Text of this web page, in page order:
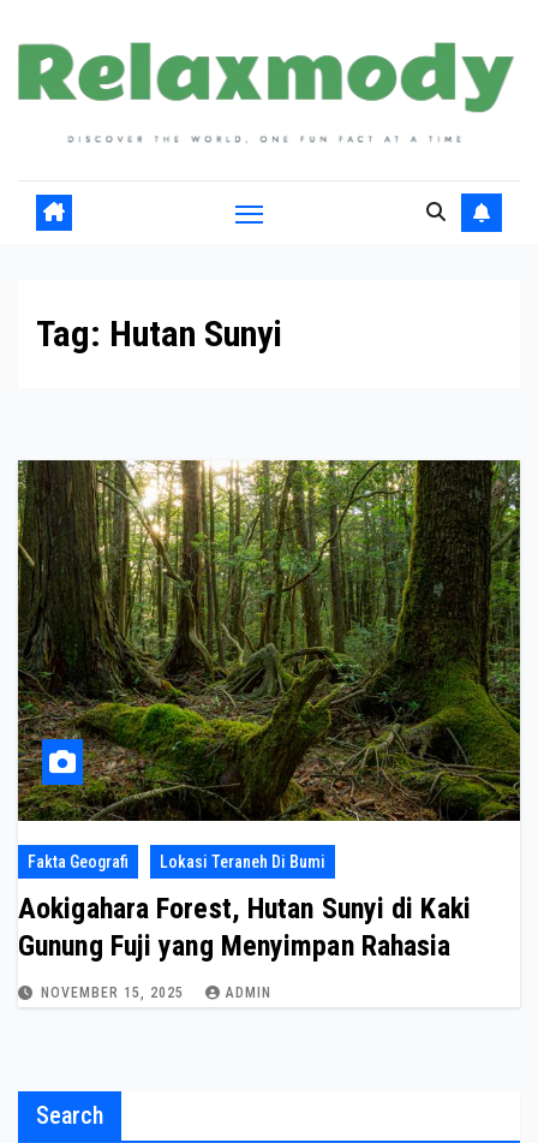
content
Tag: Hutan Sunyi
Fakta Geografi Lokasi Teraneh Di Bumi
Aokigahara Forest, Hutan Sunyi di Kaki
Gunung Fuji yang Menyimpan Rahasia
NOVEMBER 15, 2025 ADMIN
Search